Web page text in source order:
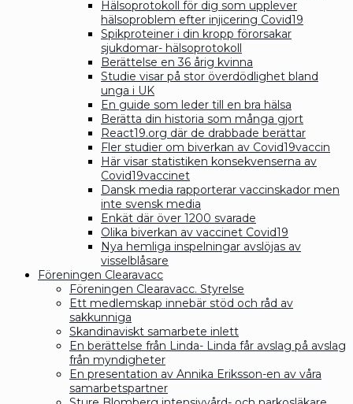
Hälsoprotokoll för dig som upplever
hälsoproblem efter injicering Covid19
Spikproteiner i din kropp förorsakar
sjukdomar- hälsoprotokoll
Berättelse en 36 årig kvinna
Studie visar på stor överdödlighet bland
unga i UK
En guide som leder till en bra hälsa
Berätta din historia som många gjort
React19.org där de drabbade berättar
Fler studier om biverkan av Covid19vaccin
Här visar statistiken konsekvenserna av
Covid19vaccinet
Dansk media rapporterar vaccinskador men
inte svensk media
Enkät där över 1200 svarade
Olika biverkan av vaccinet Covid19
Nya hemliga inspelningar avslöjas av
visselblåsare
Föreningen Clearavacc
Föreningen Clearavacc. Styrelse
Ett medlemskap innebär stöd och råd av
sakkunniga
Skandinaviskt samarbete inlett
En berättelse från Linda- Linda får avslag på avslag
från myndigheter
En presentation av Annika Eriksson-en av våra
samarbetspartner